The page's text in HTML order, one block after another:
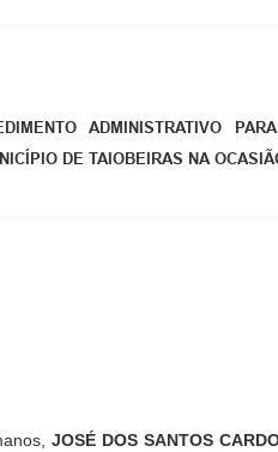
ADMINISTRATIVO
DE TAIOBEIRAS NA
JOSÉ DOS SANTOS